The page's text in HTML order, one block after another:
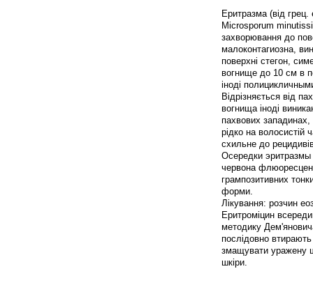
Еритразма (від
Microsporum
захворювання до
малоконтагиозна,
поверхні стегон,
вогнище до 10 см в
іноді
Відрізняється від
вогнища іноді
пахвових
рідко на волосистій
схильне до
Осередки
червона
грампозитивних
форми.
Лікування: розчин
Еритроміцин
методику
послідовно
змащувати уражену
шкіри.